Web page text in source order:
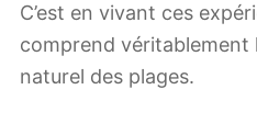
C’est en vivant ces
comprend
naturel des plages.